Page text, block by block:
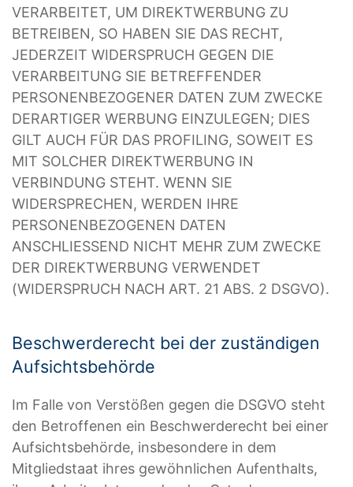
VERARBEITET, UM DIREKTWERBUNG ZU
BETREIBEN, SO HABEN SIE DAS RECHT,
JEDERZEIT WIDERSPRUCH GEGEN DIE
VERARBEITUNG SIE BETREFFENDER
PERSONENBEZOGENER DATEN ZUM ZWECKE
DERARTIGER WERBUNG EINZULEGEN; DIES
GILT AUCH FÜR DAS PROFILING, SOWEIT ES
MIT SOLCHER DIREKTWERBUNG IN
VERBINDUNG STEHT. WENN SIE
WIDERSPRECHEN, WERDEN IHRE
PERSONENBEZOGENEN DATEN
ANSCHLIESSEND NICHT MEHR ZUM ZWECKE
DER DIREKTWERBUNG VERWENDET
(WIDERSPRUCH NACH ART. 21 ABS. 2 DSGVO).
Beschwerde­recht bei der zuständigen
Aufsichts­behörde
Im Falle von Verstößen gegen die DSGVO steht
den Betroffenen ein Beschwerderecht bei einer
Aufsichtsbehörde, insbesondere in dem
Mitgliedstaat ihres gewöhnlichen Aufenthalts,